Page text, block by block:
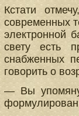
Кстати
современных
электронной
свету есть
снабженных
говорить о
— Вы